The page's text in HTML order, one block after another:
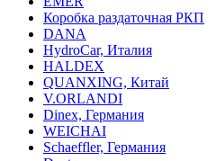
Коробка раздаточная РКП
DANA
HydroCar, Италия
HALDEX
QUANXING, Китай
V.ORLANDI
Dinex, Германия
WEICHAI
Schaeffler, Германия